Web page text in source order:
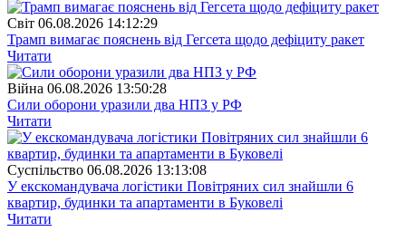
Свiт 06.08.2026 14:12:29
Трамп вимагає пояснень від Гегсета щодо дефіциту ракет
Читати
Війна 06.08.2026 13:50:28
Сили оборони уразили два НПЗ у РФ
Читати
Суспiльство 06.08.2026 13:13:08
У екскомандувача логістики Повітряних сил знайшли 6
квартир, будинки та апартаменти в Буковелі
Читати